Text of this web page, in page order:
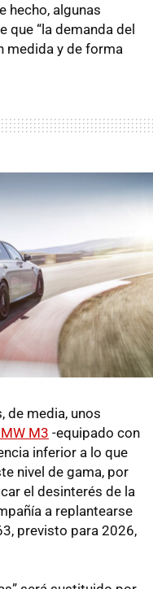
hecho, algunas
que “la demanda del
medida y de forma
de media, unos
M3 -equipado con
inferior a lo que
nivel de gama, por
el desinterés de la
a replantearse
previsto para 2026,